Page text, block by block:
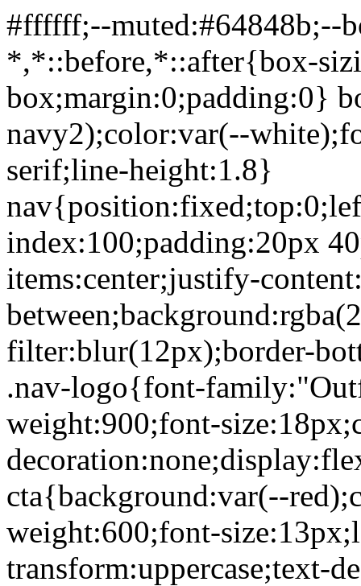
#ffffff;--muted:#64848b;--
*,*::before,*::after{box-
box;margin:0;padding:0}
navy2);color:var(--
serif;line-height:1.8}
index:100;padding:20px
items:center;justify-
filter:blur(12px);border-
.nav-logo{font-
weight:900;font-
cta{background:var(--
weight:600;font-
transform:uppercase;text-